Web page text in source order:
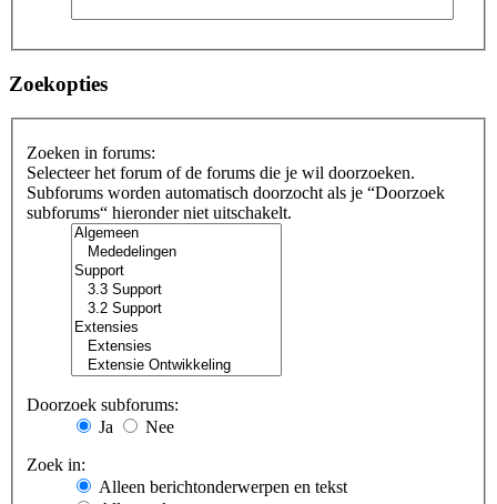
Zoekopties
Zoeken in forums:
Selecteer het forum of de forums die je wil doorzoeken.
Subforums worden automatisch doorzocht als je “Doorzoek
subforums“ hieronder niet uitschakelt.
Doorzoek subforums:
Ja
Nee
Zoek in:
Alleen berichtonderwerpen en tekst